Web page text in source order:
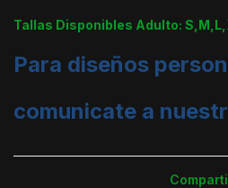
Tallas Disponibles Adulto:
Para diseños
comunicate a